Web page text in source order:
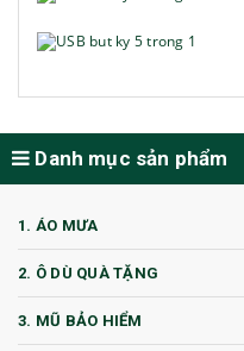
Danh mục sản phẩm
1. ÁO MƯA
2. Ô DÙ QUÀ TẶNG
3. MŨ BẢO HIỂM